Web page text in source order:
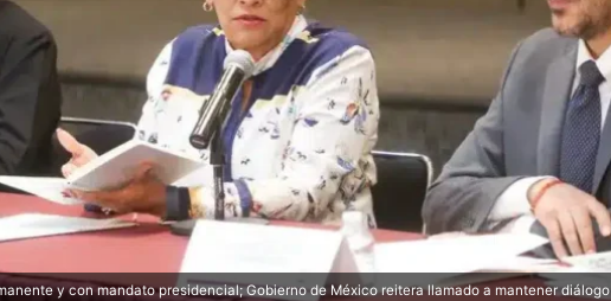
y con mandato presidencial; Gobierno de México reitera llamado a mantener